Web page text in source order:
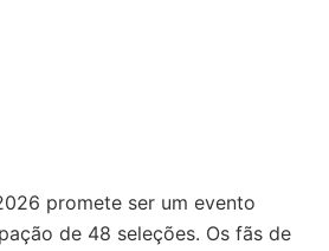
promete ser um evento
de 48 seleções. Os fãs de